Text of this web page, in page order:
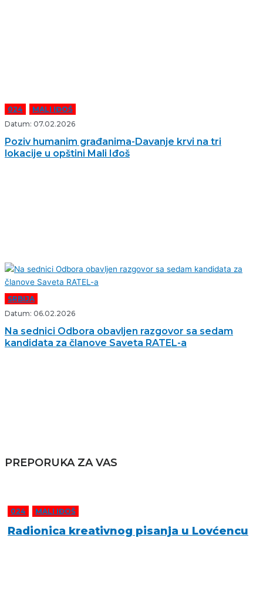
024
MALI IĐOŠ
Datum: 07.02.2026
Poziv humanim građanima-Davanje krvi na tri
lokacije u opštini Mali Iđoš
SRBIJA
Datum: 06.02.2026
Na sednici Odbora obavljen razgovor sa sedam
kandidata za članove Saveta RATEL-a
PREPORUKA ZA VAS
024 MALI IĐOŠ
Radionica kreativnog pisanja u Lovćencu